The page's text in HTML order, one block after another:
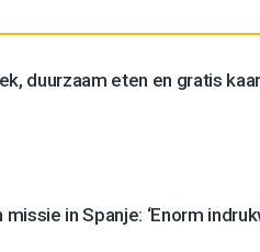
duurzaam eten en gratis
in Spanje: ‘Enorm